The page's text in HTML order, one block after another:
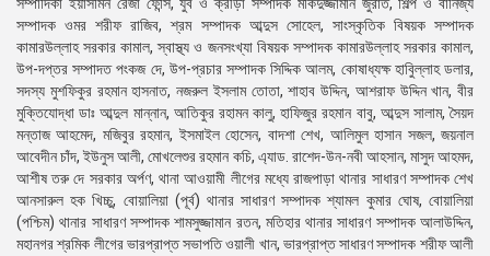
সম্পাদক ওমর শরীফ রাজিব, শ্রম সম্পাদক আব্দুস সোহেল, সাংস্কৃতিক বিষয়ক সম্পাদক
কামারউল্লাহ সরকার কামাল, স্বাস্থ্য ও জনসংখ্যা বিষয়ক সম্পাদক কামারউল্লাহ সরকার কামাল,
উপ-দপ্তর সম্পাদত পংকজ দে, উপ-প্রচার সম্পাদক সিদ্দিক আলম, কোষাধ্যক্ষ হাবিুল্লাহ ডলার,
সদস্য মুশফিকুর রহমান হাসনাত, নজরুল ইসলাম তোতা, শাহাব উদ্দিন, আশরাফ উদ্দিন খান, বীর
মুক্তিযোদ্ধা ডাঃ আব্দুল মান্নান, আতিকুর রহামন কালু, হাফিজুর রহমান বাবু, আব্দুস সালাম, সৈয়দ
মন্তাজ আহমেদ, মজিবুর রহমান, ইসমাইল হোসেন, বাদশা শেখ, আলিমুল হাসান সজল, জয়নাল
আবেদীন চাঁদ, ইউনুস আলী, মোখলেশুর রহমান কচি, এ্যাড. রাশেদ-উন-নবী আহসান, মাসুদ আহমদ,
আশীষ তরু দে সরকার অর্পণ, থানা আওয়ামী লীগের মধ্যে রাজপাড়া থানার সাধারণ সম্পাদক শেখ
আনসারুল হক খিচ্চু, বোয়ালিয়া (পূর্ব) থানার সাধারণ সম্পাদক শ্যামল কুমার ঘোষ, বোয়ালিয়া
(পশ্চিম) থানার সাধারণ সম্পাদক শামসুজ্জামান রতন, মতিহার থানার সাধারণ সম্পাদক আলাউদ্দিন,
মহানগর শ্রমিক লীগের ভারপ্রাপ্ত সভাপতি ওয়ালী খান, ভারপ্রাপ্ত সাধারণ সম্পাদক শরীফ আলী